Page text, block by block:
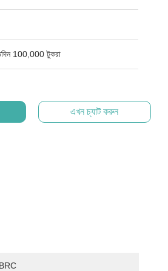
100,000 টুকরা
এখন চ্যাট করুন